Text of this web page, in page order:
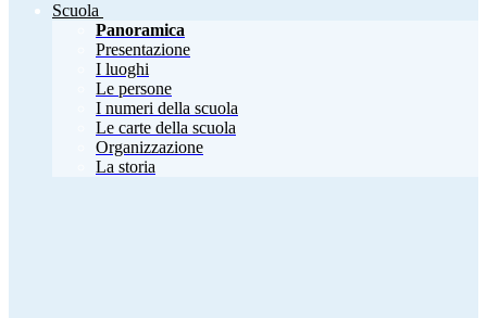
Scuola
Panoramica
Presentazione
I luoghi
Le persone
I numeri della scuola
Le carte della scuola
Organizzazione
La storia